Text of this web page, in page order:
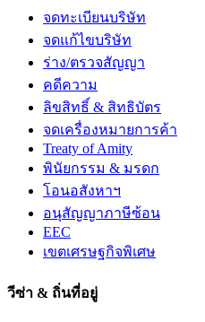
จดทะเบียนบริษัท
จดแก้ไขบริษัท
ร่าง/ตรวจสัญญา
คดีความ
ลิขสิทธิ์ & สิทธิบัตร
จดเครื่องหมายการค้า
Treaty of Amity
พินัยกรรม & มรดก
โอนอสังหาฯ
อนุสัญญาภาษีซ้อน
EEC
เขตเศรษฐกิจพิเศษ
วีซ่า & ถิ่นที่อยู่